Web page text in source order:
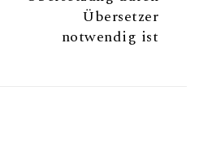
Übersetzer
notwendig ist